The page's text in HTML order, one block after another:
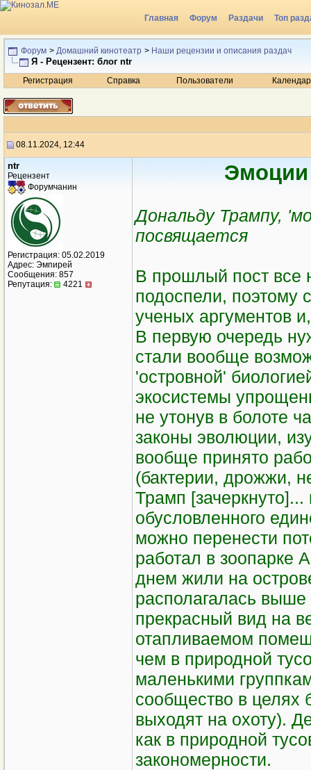
Главная Форум Раздачи Топ
Радио
Форум > Домашний кинотеатр > Наши рецензии и описания раздач
Я - Рецензент: блог ntr
Регистрация Справка Пользователи
08.11.2024, 12:44
ntr
Рецензент
Форумчанин
Регистрация: 05.02.2019
Адрес: Эмпирей
Сообщения: 857
Репутация:
4221
Эмоции
Дональду Трампу,
посвящается
В прошлый пост все
подоспели, поэтому
ученых аргументов
В первую очередь
стали вообще
'островной'
экосистемы
не утонув в болоте
законы эволюции,
вообще принято
(бактерии, дрожжи,
Трамп
обусловленного
можно перенести
работал в зоопарке
днем жили на
располагалась выше
прекрасный вид на
отапливаемом
чем в природной
маленькими
сообщество в целях
выходят на охоту).
как в природной
закономерности.